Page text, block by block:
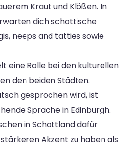
Kraut und Klößen. In
dich schottische
neeps and tatties sowie
eine Rolle bei den kulturellen
den beiden Städten.
gesprochen wird, ist
Sprache in Edinburgh.
in Schottland dafür
Akzent zu haben als